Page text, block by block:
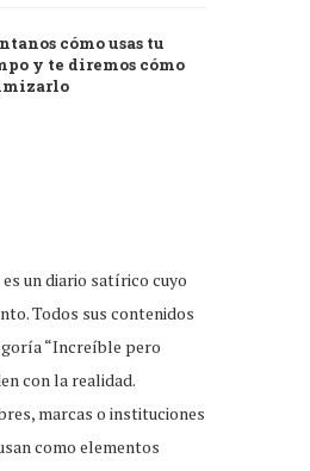
de
Jul 31, 2026
cómo usas tu
y te diremos cómo
un diario satírico cuyo
Todos sus contenidos
“Increíble pero
con la realidad.
marcas o instituciones
como elementos